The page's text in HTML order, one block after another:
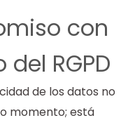
con
RGPD
de los datos no
momento; está